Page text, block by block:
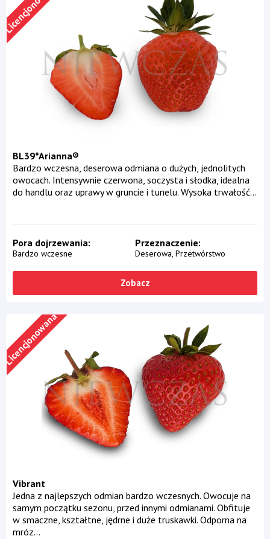
BL39*Arianna®
Bardzo wczesna, deserowa odmiana o dużych, jednolitych
owocach. Intensywnie czerwona, soczysta i słodka, idealna
do handlu oraz uprawy w gruncie i tunelu. Wysoka trwałość...
Pora dojrzewania
Bardzo wczesne
Przeznaczenie
Deserowa Przetwórstwo
Zobacz
Licencjonowana
Vibrant
Jedna z najlepszych odmian bardzo wczesnych. Owocuje na
samym początku sezonu, przed innymi odmianami. Obfituje
w smaczne, kształtne, jędrne i duże truskawki. Odporna na
mróz...